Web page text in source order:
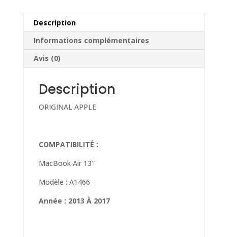
MICRO
POUR
MACBOOK
13"
Description
Informations complémentaires
Avis (0)
Description
ORIGINAL APPLE
COMPATIBILITÉ :
MacBook Air 13″
Modèle : A1466
Année : 2013 À 2017